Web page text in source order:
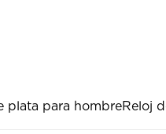
plata para hombreReloj